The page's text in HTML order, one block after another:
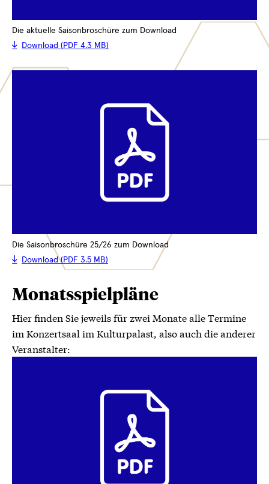
Die aktuelle Saisonbroschüre zum Download
Download (PDF 4.3 MB)
Die Saisonbroschüre 25/26 zum Download
Download (PDF 3.5 MB)
Monatsspielpläne
Hier finden Sie jeweils für zwei Monate alle Termine
im Konzertsaal im Kulturpalast, also auch die anderer
Veranstalter: